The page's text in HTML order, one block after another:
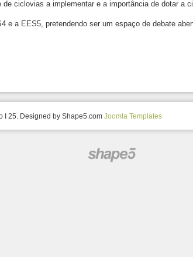
ciclovias a implementar e a importância de dotar a
e a EES5, pretendendo ser um espaço de debate
I 25. Designed by Shape5.com Joomla Templates